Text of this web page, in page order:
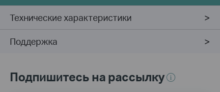
Технические характеристики
Поддержка
Подпишитесь на рассылку